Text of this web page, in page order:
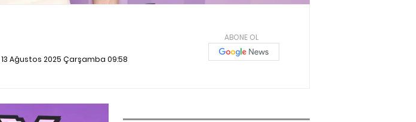
13 Ağustos 2025 Çarşamba 09:58
ABONE OL